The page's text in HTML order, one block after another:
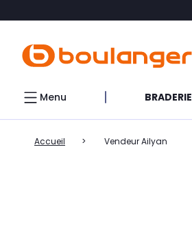
Menu BRADERIE
Accueil Vendeur Ailyan